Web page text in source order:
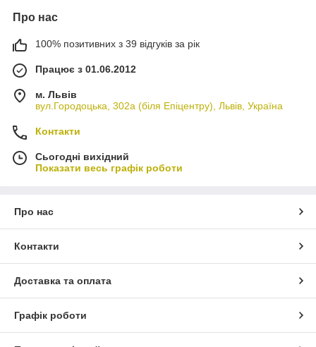
Про нас
100% позитивних з 39 відгуків за рік
Працює з 01.06.2012
м. Львів
вул.Городоцька, 302а (біля Епіцентру), Львів, Україна
Контакти
Сьогодні вихідний
Показати весь графік роботи
Про нас
Контакти
Доставка та оплата
Графік роботи